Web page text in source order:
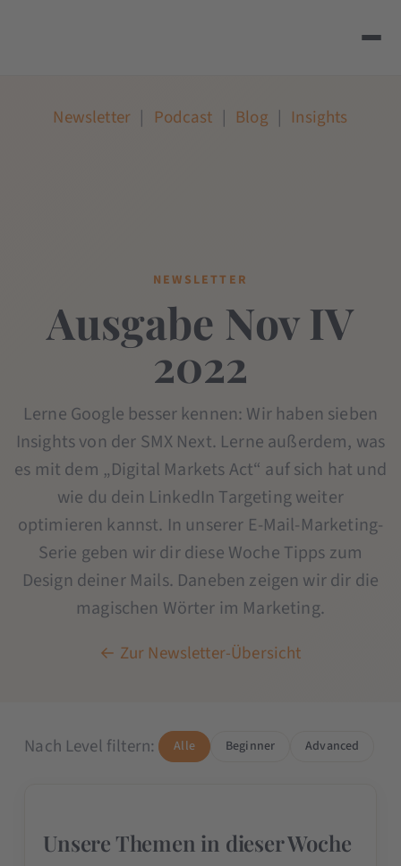
Newsletter | Podcast | Blog | Insights
NEWSLETTER
Ausgabe Nov IV
2022
Lerne Google besser kennen: Wir haben sieben
Insights von der SMX Next. Lerne außerdem, was
es mit dem „Digital Markets Act“ auf sich hat und
wie du dein LinkedIn Targeting weiter
optimieren kannst. In unserer E-Mail-Marketing-
Serie geben wir dir diese Woche Tipps zum
Design deiner Mails. Daneben zeigen wir dir die
magischen Wörter im Marketing.
← Zur Newsletter-Übersicht
Nach Level filtern: Alle Beginner Advanced
Unsere Themen in dieser Woche